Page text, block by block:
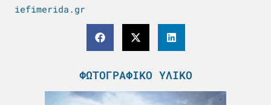
iefimerida.gr
ΦΩΤΟΓΡΑΦΙΚΌ ΥΛΙΚΌ